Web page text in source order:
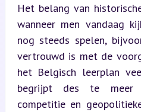
Het belang van
wanneer men vandaag
nog steeds spelen,
vertrouwd is met de
het Belgisch leerplan
begrijpt des te meer
competitie en